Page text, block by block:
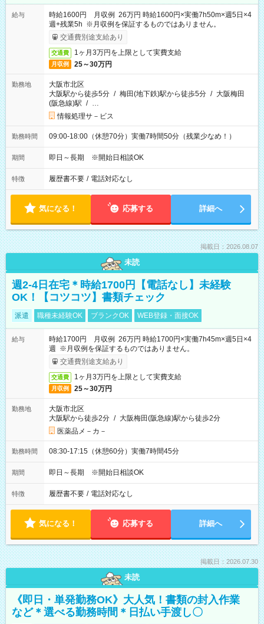
給与
時給1600円 月収例 26万円 時給1600円×実働7h50m×週5日×4
週+残業5h ※月収例を保証するものではありません。
交通費別途支給あり
交通費 1ヶ月3万円を上限として実費支給
月収例 25～30万円
勤務地
大阪市北区
大阪駅から徒歩5分 / 梅田(地下鉄)駅から徒歩5分 / 大阪梅田
(阪急線)駅 / …
情報処理サ－ビス
勤務時間 09:00-18:00（休憩70分）実働7時間50分（残業少なめ！）
期間 即日～長期 ※開始日相談OK
特徴 履歴書不要 / 電話対応なし
気になる！ 応募する 詳細へ
掲載日：2026.08.07
未読
週2-4日在宅＊時給1700円【電話なし】未経験
OK！【コツコツ】書類チェック
派遣 職種未経験OK ブランクOK WEB登録・面接OK
給与
時給1700円 月収例 26万円 時給1700円×実働7h45m×週5日×4
週 ※月収例を保証するものではありません。
交通費別途支給あり
交通費 1ヶ月3万円を上限として実費支給
月収例 25～30万円
勤務地
大阪市北区
大阪駅から徒歩2分 / 大阪梅田(阪急線)駅から徒歩2分
医薬品メ－カ－
勤務時間 08:30-17:15（休憩60分）実働7時間45分
期間 即日～長期 ※開始日相談OK
特徴 履歴書不要 / 電話対応なし
気になる！ 応募する 詳細へ
掲載日：2026.07.30
未読
《即日・単発勤務OK》大人気！書類の封入作業
など＊選べる勤務時間＊日払い手渡し〇